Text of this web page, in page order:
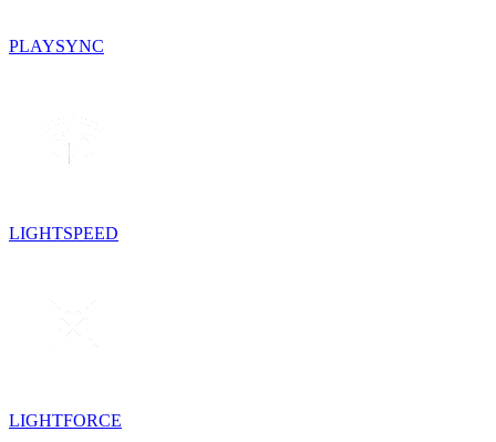
PLAYSYNC
LIGHTSPEED
LIGHTFORCE